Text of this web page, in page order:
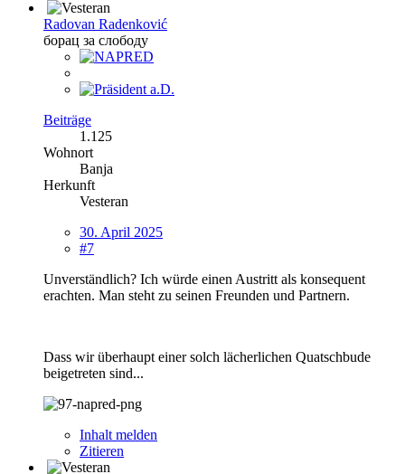
Radovan Radenković
борац за слободу
Beiträge
1.125
Wohnort
Banja
Herkunft
Vesteran
30. April 2025
#7
Unverständlich? Ich würde einen Austritt als konsequent
erachten. Man steht zu seinen Freunden und Partnern.
Dass wir überhaupt einer solch lächerlichen Quatschbude
beigetreten sind...
Inhalt melden
Zitieren